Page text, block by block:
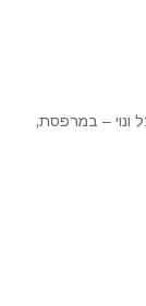
ונוי – במרפסת,